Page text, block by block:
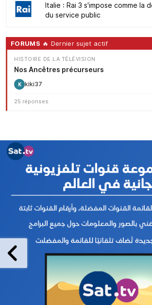
Italie : Rai 3 s'impose comme la
du service public
FORUMS 🔥 Dernier sujet actif
HISTOIRE DE LA TÉLÉVISION
Nos Ancêtres précurseurs
K kiki37
25 réponses